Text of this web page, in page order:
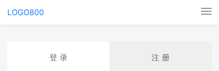
LOGO800
登 录 注 册